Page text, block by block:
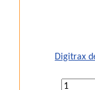
Digitrax